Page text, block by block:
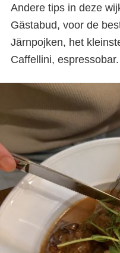
Andere tips in deze
Gästabud, voor de
Järnpojken, het
Caffellini, espressobar.